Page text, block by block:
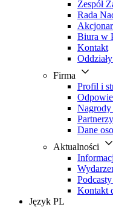
Zespół
Rada
Biura w
Kontakt
Firma
Profil i
Partnerzy
Dane
Aktualności
Kontakt
Język PL